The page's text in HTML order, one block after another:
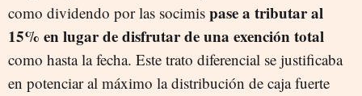
como dividendo por las socimis pase a tributar al
15% en lugar de disfrutar de una exención total
como hasta la fecha. Este trato diferencial se justificaba
en potenciar al máximo la distribución de caja fuerte